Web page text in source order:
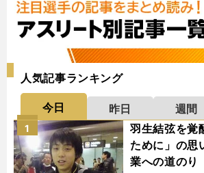
人気記事ランキング
今日 昨日 週間
羽生結弦を覚
ために」の
業への道のり
1